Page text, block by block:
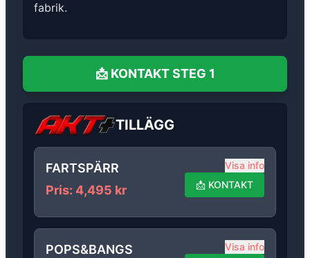
fabrik.
📩 KONTAKT STEG 1
TILLÄGG
FARTSPÄRR
Pris: 4,495 kr
Visa info
📩 KONTAKT
POPS&BANGS
Visa info